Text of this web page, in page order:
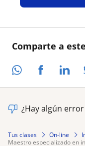
Comparte a
¿Hay algún
Tus clases On-line
maestro especializado en